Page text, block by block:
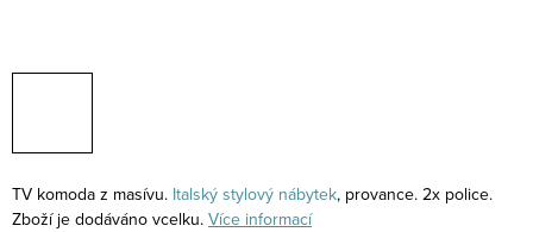
TV komoda z masívu. Italský stylový nábytek, provance. 2x police.
Zboží je dodáváno vcelku. Více informací